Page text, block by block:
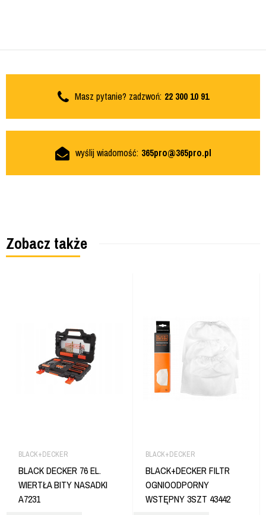
Masz pytanie? zadzwoń: 22 300 10 91
wyślij wiadomość: 365pro@365pro.pl
Zobacz także
BLACK+DECKER
BLACK DECKER 76 EL.
WIERTŁA BITY NASADKI
A7231
BLACK+DECKER
BLACK+DECKER FILTR
OGNIOODPORNY
WSTĘPNY 3SZT 43442